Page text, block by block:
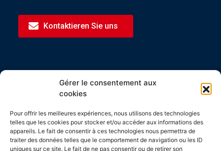
Gérer le consentement aux
cookies
Pour offrir les meilleures expériences, nous utilisons des technologies
telles que les cookies pour stocker et/ou accéder aux informations des
appareils. Le fait de consentir à ces technologies nous permettra de
traiter des données telles que le comportement de navigation ou les ID
uniques sur ce site. Le fait de ne pas consentir ou de retirer son
Kontaktieren Sie uns
ZERTIFIZIERUNGEN
France undherkunfot Origine France
hergestellt.
Spirec ist der Gewinner des i-nov 2020
Wettbewerbs.